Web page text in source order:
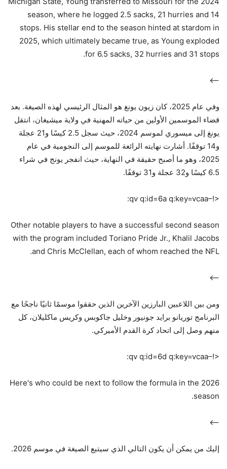
season, where he logged 2.5 sacks, 21 hurries and 14
stops. His stellar end to the season hinted at stardom in
2025, which ultimately became true, as Young exploded
for 6.5 sacks, 32 hurries and 31 stops.
–>
وفي عام 2025، كان زيون يونغ هو المثال الرئيسي لهذه الصيغة. بعد
قضاء الموسمين الأولين من حياته المهنية في ولاية ميشيغان، انتقل
يونغ إلى ميسوري لموسم 2024، حيث سجل 2.5 كيسًا و21 عجلة
و14 توقفًا. أشارت نهايته الرائعة للموسم إلى النجومية في عام
2025، وهو ما أصبح حقيقة في النهاية، حيث انفجر يونج في شراء
6.5 كيسًا و32 عجلة و31 توقفًا.
<!–qv q:id=6a q:key=vcaa:
Other notable players to have a successful second season
with the program included Toriano Pride Jr., Khalil Jacobs
and Chris McClellan, each of whom reached the NFL.
–>
ومن بين اللاعبين البارزين الآخرين الذين حققوا موسمًا ثانيًا ناجحًا مع
البرنامج توريانو برايد جونيور وخليل جاكوبس وكريس ماكليلان، كل
منهم وصل إلى اتحاد كرة القدم الأميركي.
<!–qv q:id=6d q:key=vcaa:
Here's who could be next to follow the formula in the 2026
season.
–>
إليك من يمكن أن يكون التالي الذي سيتبع الصيغة في موسم 2026.